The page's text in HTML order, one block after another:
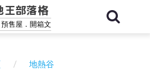
王部落格
售屋．開箱文
地熱谷